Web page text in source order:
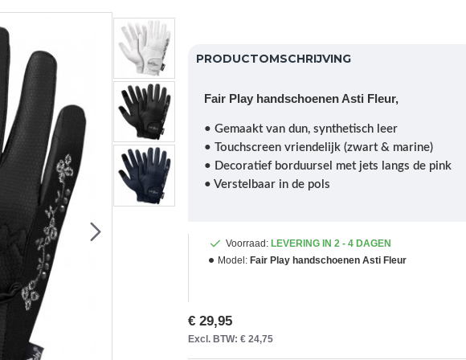
PRODUCTOMSCHRIJVING
Fair Play handschoenen Asti Fleur,
• Gemaakt van dun, synthetisch leer
• Touchscreen vriendelijk (zwart & marine)
• Decoratief borduursel met jets langs de pink
• Verstelbaar in de pols
Voorraad: LEVERING IN 2 - 4 DAGEN
Model: Fair Play handschoenen Asti Fleur
€ 29,95
Excl. BTW: € 24,75